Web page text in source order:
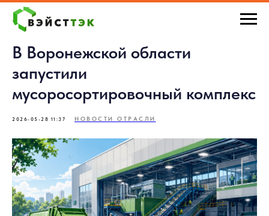
В Воронежской области
запустили
мусоросортировочный комплекс
2026-05-28 11:37 НОВОСТИ ОТРАСЛИ